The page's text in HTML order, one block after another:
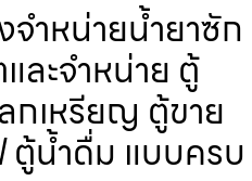
ำหน่ายน้ำยาซัก
ละจำหน่าย ตู้
เหรียญ ตู้ขาย
ตู้น้ำดื่ม แบบครบ